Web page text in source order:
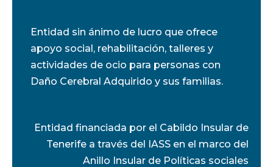
Entidad sin ánimo de lucro que ofrece
apoyo social, rehabilitación, talleres y
actividades de ocio para personas con
Daño Cerebral Adquirido y sus familias.
Entidad financiada por el Cabildo Insular de
Tenerife a través del IASS en el marco del
Anillo Insular de Políticas sociales